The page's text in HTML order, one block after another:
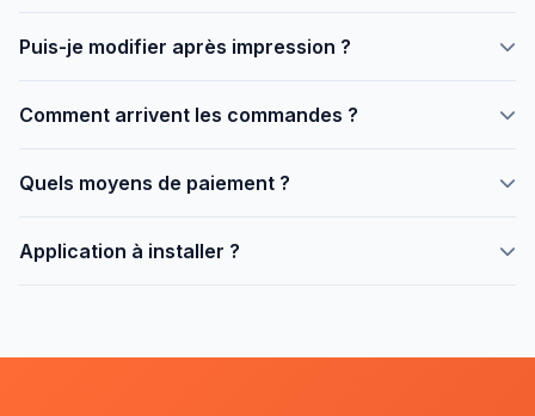
nécessaire.
Puis-je modifier après impression ?
Comment arrivent les commandes ?
Quels moyens de paiement ?
Chariow.
Application à installer ?